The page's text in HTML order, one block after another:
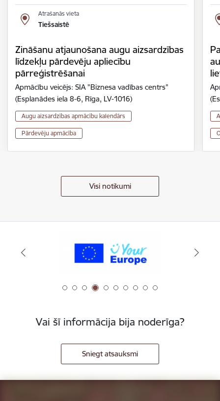
Atrašanās vieta
Tiešsaistē
Zināšanu atjaunošana augu aizsardzības
līdzekļu pārdevēju apliecību
pārreģistrēšanai
Apmācību veicējs: SIA "Biznesa vadības centrs"
(Esplanādes iela 8-6, Rīga, LV-1016)
Augu aizsardzības apmācību kalendārs
Pārdevēju apmācība
Visi notikumi
Vai šī informācija bija noderīga?
Sniegt atsauksmi